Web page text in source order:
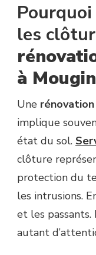
les
à
Une
implique
état du sol.
clôture
protection du
les intrusions.
et les
autant